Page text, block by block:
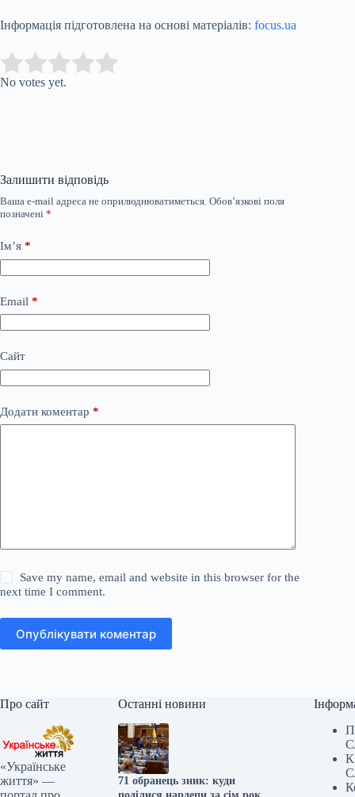
Інформація підготовлена на основі матеріалів: focus.ua
Rate this item:
No votes yet.
Залишити відповідь
Ваша e-mail адреса не оприлюднюватиметься. Обов’язкові поля
позначені *
Ім’я *
Email *
Сайт
Додати коментар *
Save my name, email and website in this browser for the
next time I comment.
Опублікувати коментар
Про сайт
«Українське
життя» —
Останні новини
71 обранець зник: куди